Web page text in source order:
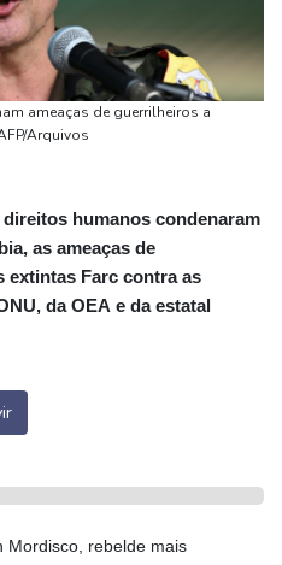
ameaças de guerrilheiros a
na Colômbia / foto: © AFP/Arquivos
humanos condenaram
as ameaças de
extintas Farc contra as
da OEA e da estatal
Mordisco, rebelde mais